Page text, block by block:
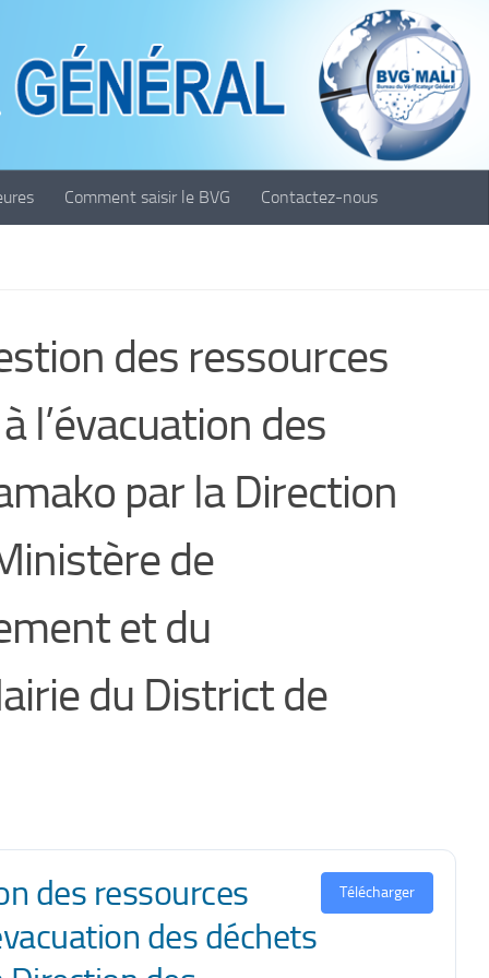
Comment saisir le BVG Contactez-nous
des ressources
l’évacuation des
par la Direction
de
et du
du District de
des ressources
des déchets
Télécharger